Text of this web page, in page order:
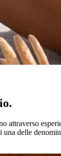
attraverso
delle